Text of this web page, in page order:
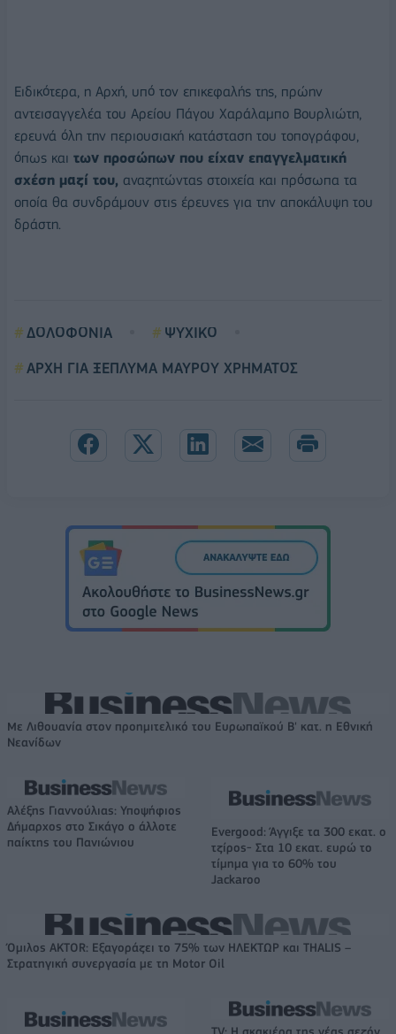
Ειδικότερα, η Αρχή, υπό τον επικεφαλής της, πρώην
αντεισαγγελέα του Αρείου Πάγου Χαράλαμπο Βουρλιώτη,
ερευνά όλη την περιουσιακή κατάσταση του τοπογράφου,
όπως και των προσώπων που είχαν επαγγελματική
σχέση μαζί του, αναζητώντας στοιχεία και πρόσωπα τα
οποία θα συνδράμουν στις έρευνες για την αποκάλυψη του
δράστη.
ΔΟΛΟΦΟΝΙΑ
ΨΥΧΙΚΟ
ΑΡΧΗ ΓΙΑ ΞΕΠΛΥΜΑ ΜΑΥΡΟΥ ΧΡΗΜΑΤΟΣ
Με Λιθουανία στον προημιτελικό του Ευρωπαϊκού Β' κατ. η Εθνική
Νεανίδων
Αλέξης Γιαννούλιας: Υποψήφιος
Δήμαρχος στο Σικάγο ο άλλοτε
παίκτης του Πανιώνιου
Evergood: Άγγιξε τα 300 εκατ. ο
τζίρος- Στα 10 εκατ. ευρώ το
τίμημα για το 60% του
Jackaroo
Όμιλος AKTOR: Εξαγοράζει το 75% των ΗΛΕΚΤΩΡ και THALIS –
Στρατηγική συνεργασία με τη Motor Oil
TV: Η σκακιέρα της νέας σεζόν